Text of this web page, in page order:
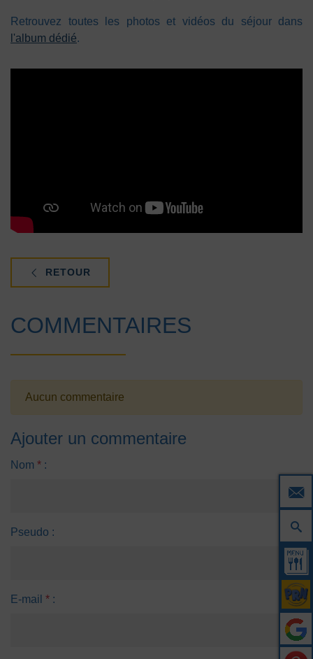
Retrouvez toutes les photos et vidéos du séjour dans
l'album dédié.
RETOUR
COMMENTAIRES
Aucun commentaire
Ajouter un commentaire
Nom * :
Pseudo :
E-mail * :